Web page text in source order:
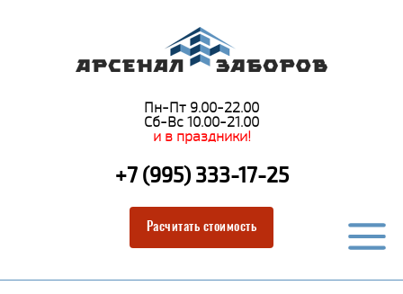
Пн-Пт 9.00-22.00
Сб-Вс 10.00-21.00
и в праздники!
+7 (995) 333-17-25
Расчитать стоимость